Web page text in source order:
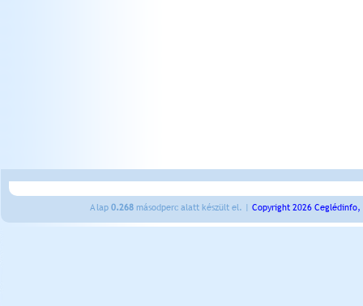
A lap 0.268 másodperc alatt készült el. | Copyright 2026